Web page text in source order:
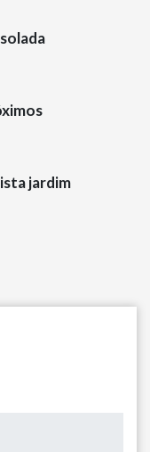
jardim